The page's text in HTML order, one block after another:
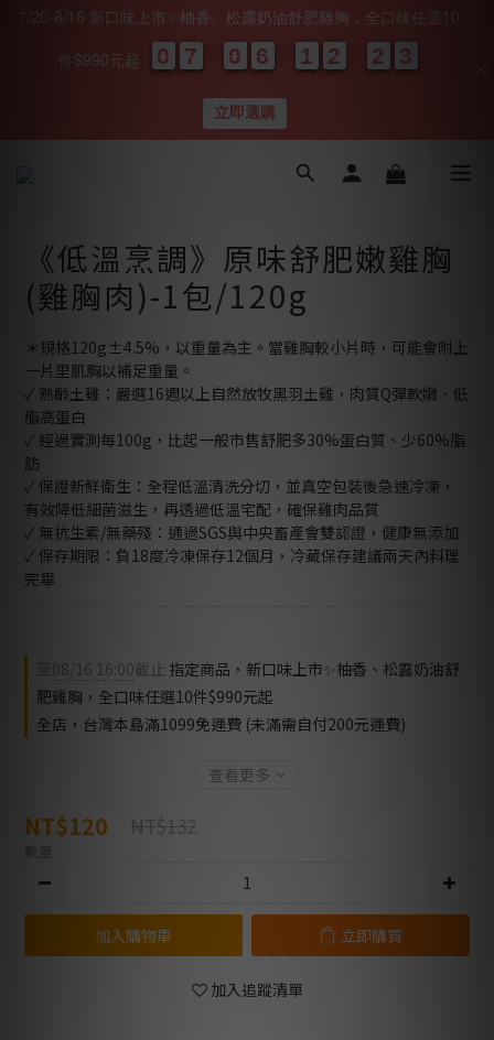
《低溫烹調》原味舒肥嫩雞胸
(雞胸肉)-1包/120g
＊規格120g±4.5%，以重量為主。當雞胸較小片時，可能會附上
一片里肌胸以補足重量。
✓ 熟齡土雞：嚴選16週以上自然放牧黑羽土雞，肉質Q彈軟嫩、低
脂高蛋白
✓ 經過實測每100g，比起一般市售舒肥多30%蛋白質、少60%脂
肪
✓ 保證新鮮衛生：全程低溫清洗分切，並真空包裝後急速冷凍，
有效降低細菌滋生，再透過低溫宅配，確保雞肉品質
✓ 無抗生素/無藥殘：通過SGS與中央畜產會雙認證，健康無添加
✓ 保存期限：負18度冷凍保存12個月，冷藏保存建議兩天內料理
完畢
08/16 16:00截止 指定商品，新口味上市✨柚香、松露奶油舒
肥雞胸，全口味任選10件$990元起
全店，台灣本島滿1099免運費 (未滿需自付200元運費)
查看更多
NT$120 NT$132
加入購物車 立即購買
加入追蹤清單
7/20-8/16 新口味上市✨柚香、松露奶油舒肥雞胸，全口味任選10
件$990元起 0
0
0
0 7
7
7
7 0
0
0
0 6
6
6
6 1
1
1
1 2
2
2
2 2
2
2
2 0
0
2
2
2
2
立即選購